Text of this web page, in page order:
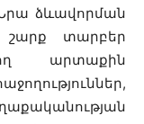
ձևավորման
տարբեր
արտաքին